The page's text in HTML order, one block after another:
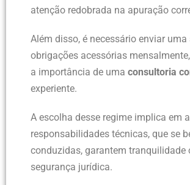
atenção redobrada na apuração
Além disso, é necessário enviar uma
obrigações acessórias
a importância de uma consultoria
experiente.
A escolha desse regime implica em
responsabilidades técnicas, que se
conduzidas, garantem tranquilidade
segurança jurídica.